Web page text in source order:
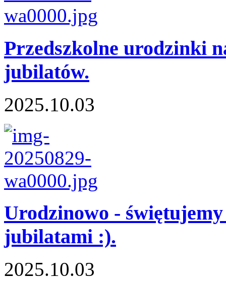
Przedszkolne urodzinki
jubilatów.
2025.10.03
Urodzinowo -
jubilatami :).
2025.10.03